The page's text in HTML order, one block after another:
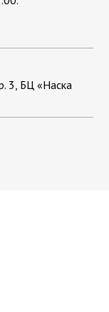
3, БЦ «Наска